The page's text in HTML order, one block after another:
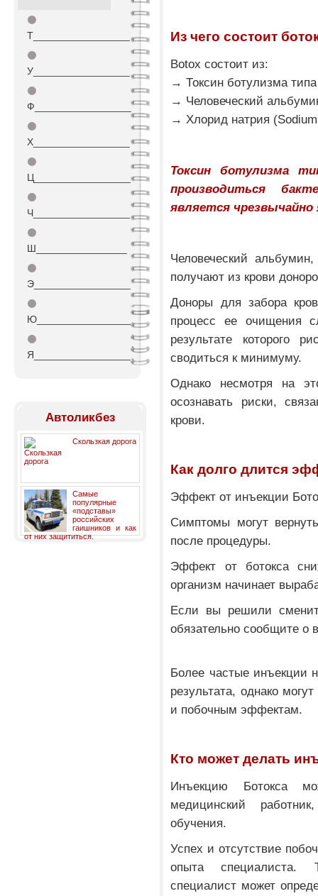
⚫
Т_________________
⚫
У_________________
⚫
Ф_________________
⚫
Х_________________
⚫
Ц_________________
⚫
Ч_________________
⚫
Ш________________
⚫
Э_________________
⚫
Ю_________________
⚫
Я_________________
Автоликбез
Скользкая дорога
Самые
популярные
«подставы»
российских
гаишников и как
от них защититься.
Из чего состоит
Botox состоит из:
→ Токсин ботулизма
→ Человеческий
→ Хлорид натрия
Токсин ботулизма
производиться
является
Человеческий
получают из крови
Доноры для забора
процесс ее очищения
результате которого
сводиться к минимуму.
Однако несмотря на
осознавать риски,
крови.
Как долго длится
Эффект от инъекции
Симптомы могут
после процедуры.
Эффект от ботокса
организм начинает
Если вы решили
обязательно сообщите о
Более частые инъекции
результата, однако
и побочным эффектам.
Кто может делать
Инъекцию Ботокса
медицинский
обучения.
Успех и отсутствие
опыта специалиста.
специалист может